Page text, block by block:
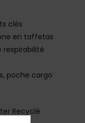
clés
en taffetas
respirabilité
poche cargo
Recyclé